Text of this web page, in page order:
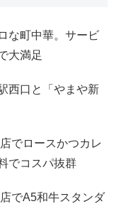
な町中華。サービ
大満足
西口と「やまや新
でロースかつカレ
でコスパ抜群
でA5和牛スタンダ